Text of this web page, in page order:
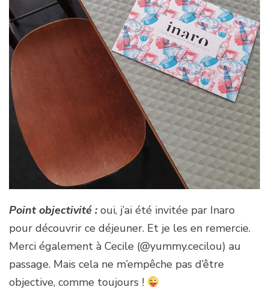
Point objectivité : oui, j’ai été invitée par Inaro
pour découvrir ce déjeuner. Et je les en remercie.
Merci également à Cecile (@yummy.cecilou) au
passage. Mais cela ne m’empêche pas d’être
objective, comme toujours !